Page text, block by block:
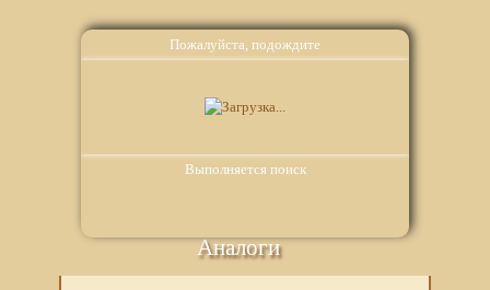
Пожалуйста, подождите
Выполняется поиск
Аналоги